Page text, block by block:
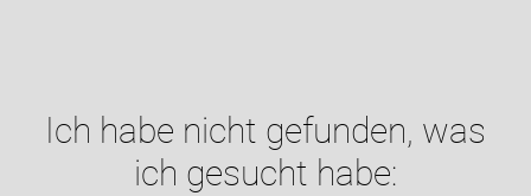
Ich habe nicht gefunden, was
ich gesucht habe: